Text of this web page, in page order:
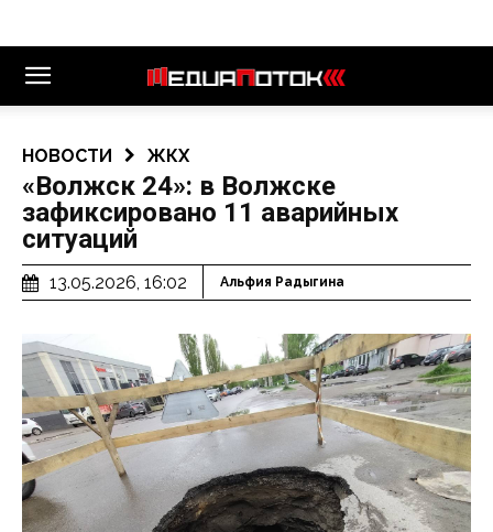
НОВОСТИ ЖКХ
«Волжск 24»: в Волжске
зафиксировано 11 аварийных
ситуаций
13.05.2026, 16:02 Альфия Радыгина